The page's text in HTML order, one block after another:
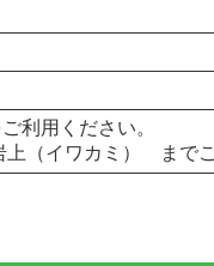
利用ください。
（イワカミ） までご